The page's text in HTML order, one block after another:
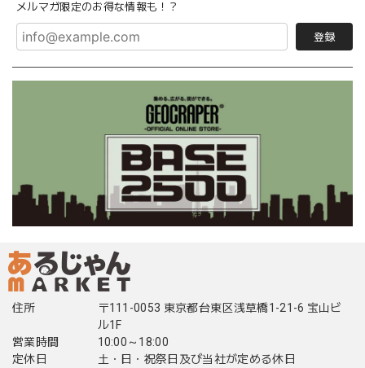
メルマガ限定のお得な情報も！？
登録
住所
〒111-0053 東京都台東区浅草橋1-21-6 宝山ビ
ル1F
営業時間
10:00～18:00
定休日
土・日・祝祭日及び当社が定める休日